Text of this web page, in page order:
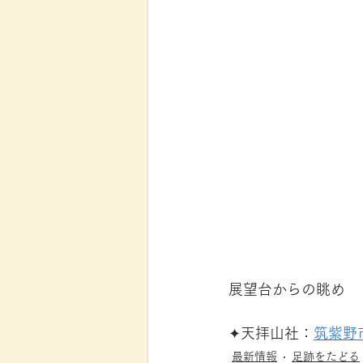
展望台からの眺め
✦天拝山社： 筑紫野
最新情報 足跡をたどる